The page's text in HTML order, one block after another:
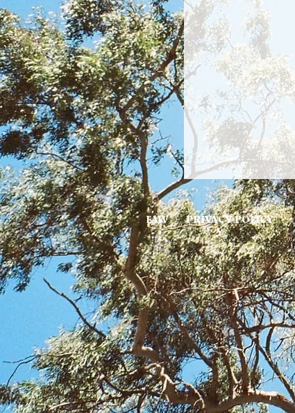
LAW PRIVACY POLICY